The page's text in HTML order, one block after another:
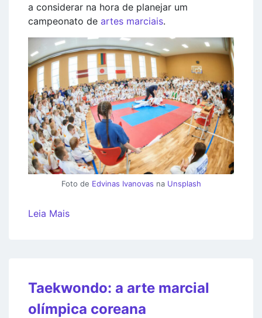
a considerar na hora de planejar um
campeonato de artes marciais.
Foto de Edvinas Ivanovas na Unsplash
Leia Mais
Taekwondo: a arte marcial
olímpica coreana